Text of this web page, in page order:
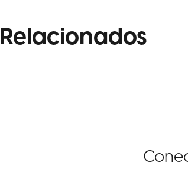
Relacionados